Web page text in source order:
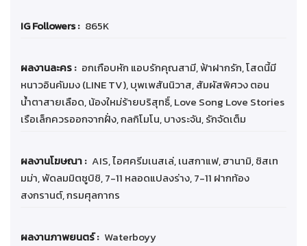
IG Followers : 865K
ผลงานละคร : อกเกือบหัก แอบรักคุณสามี, ฟ้าฝากรัก, โสดนี้มี
หนาวอินคัมมง (LINE TV), บุพเพสันนิวาส, สัมผัสพิศวง ตอน
น้ำตาสายเลือด, น้องใหม่ร้ายบริสุทธิ์, Love Song Love Stories
เรือเล็กควรออกจากฝั่ง, กลกิโมโน, บางระจัน, รักจัดเต็ม
ผลงานโฆษณา : AIS, ไอศครีมเนสเล่, เนสกาแฟ, ฮานามิ, ซิสเท
มม่า, พัดลมมิตซูบิชิ, 7-11 หลอดแปลงร่าง, 7-11 ฝากท้อง
สงกรานต์, กรมศุลกากร
ผลงานภาพยนตร์ : Waterboyy